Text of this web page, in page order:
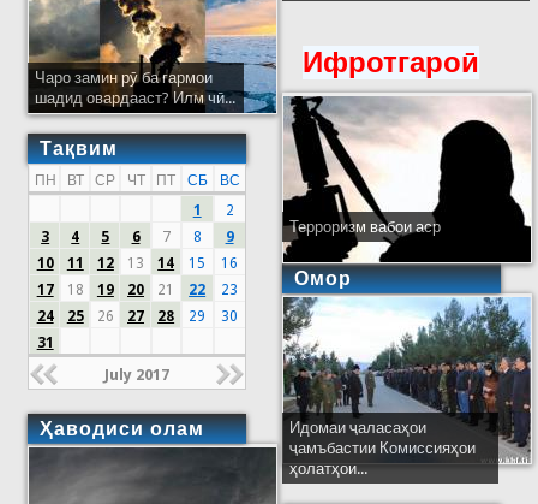
Чаро замин рӯ ба гармои
шадид овардааст? Илм чӣ...
Тақвим
ПН ВТ СР ЧТ ПТ СБ
ВС
1
2
3
4 5 6 7 8
9
10
11 12 13 14 15
16
17
18 19 20 21 22
23
24
25 26 27 28 29
30
31
July 2017
Ҳаводиси олам
Ифротгароӣ
Терроризм вабои аср
Омор
Идомаи ҷаласаҳои
ҷамъбастии Комиссияҳои
ҳолатҳои...